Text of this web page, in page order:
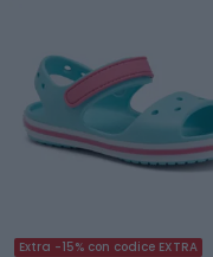
Extra -15% con codice EXTRA